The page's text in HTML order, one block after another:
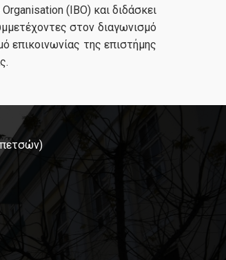
(ΙΒΟ) και διδάσκει
στον διαγωνισμό
επικοινωνίας της επιστήμης